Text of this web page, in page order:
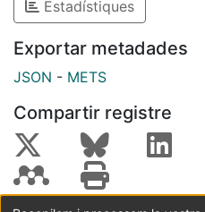
to-day functioning in these
Estadístiques
Exportar metadades
JSON - METS
Compartir registre